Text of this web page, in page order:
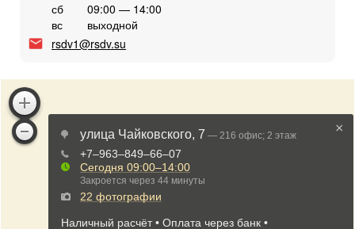
сб
09:00 — 14:00
вс
выходной
rsdv1@rsdv.su